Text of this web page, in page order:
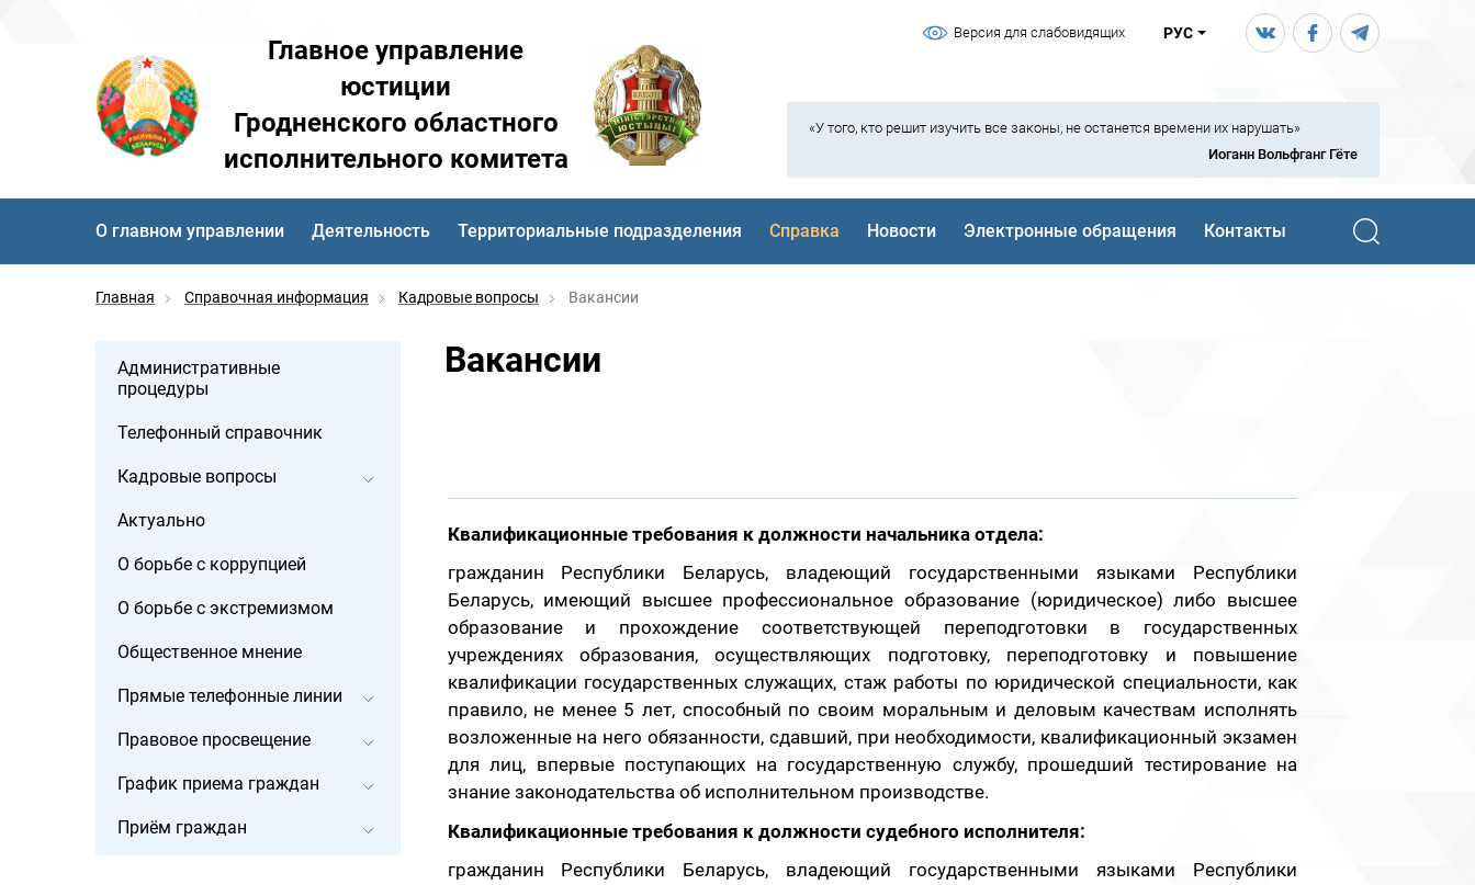
Версия для слабовидящих РУС
Главное управление
юстиции
Гродненского областного
исполнительного комитета
«У того, кто решит изучить все законы, не останется времени их нарушать»
Иоганн Вольфганг Гёте
О главном управлении Деятельность Территориальные подразделения Справка Новости Электронные обращения Контакты
Главная Справочная информация Кадровые вопросы Вакансии
Вакансии
Квалификационные требования к должности начальника отдела:
гражданин Республики Беларусь, владеющий государственными языками Республики
Беларусь, имеющий высшее профессиональное образование (юридическое) либо высшее
образование и прохождение соответствующей переподготовки в государственных
учреждениях образования, осуществляющих подготовку, переподготовку и повышение
квалификации государственных служащих, стаж работы по юридической специальности, как
правило, не менее 5 лет, способный по своим моральным и деловым качествам исполнять
возложенные на него обязанности, сдавший, при необходимости, квалификационный экзамен
для лиц, впервые поступающих на государственную службу, прошедший тестирование на
знание законодательства об исполнительном производстве.
Квалификационные требования к должности судебного исполнителя:
гражданин Республики Беларусь, владеющий государственными языками Республики
Административные
процедуры
Телефонный справочник
Кадровые вопросы
Актуально
О борьбе с коррупцией
О борьбе с экстремизмом
Общественное мнение
Прямые телефонные линии
Правовое просвещение
График приема граждан
Приём граждан